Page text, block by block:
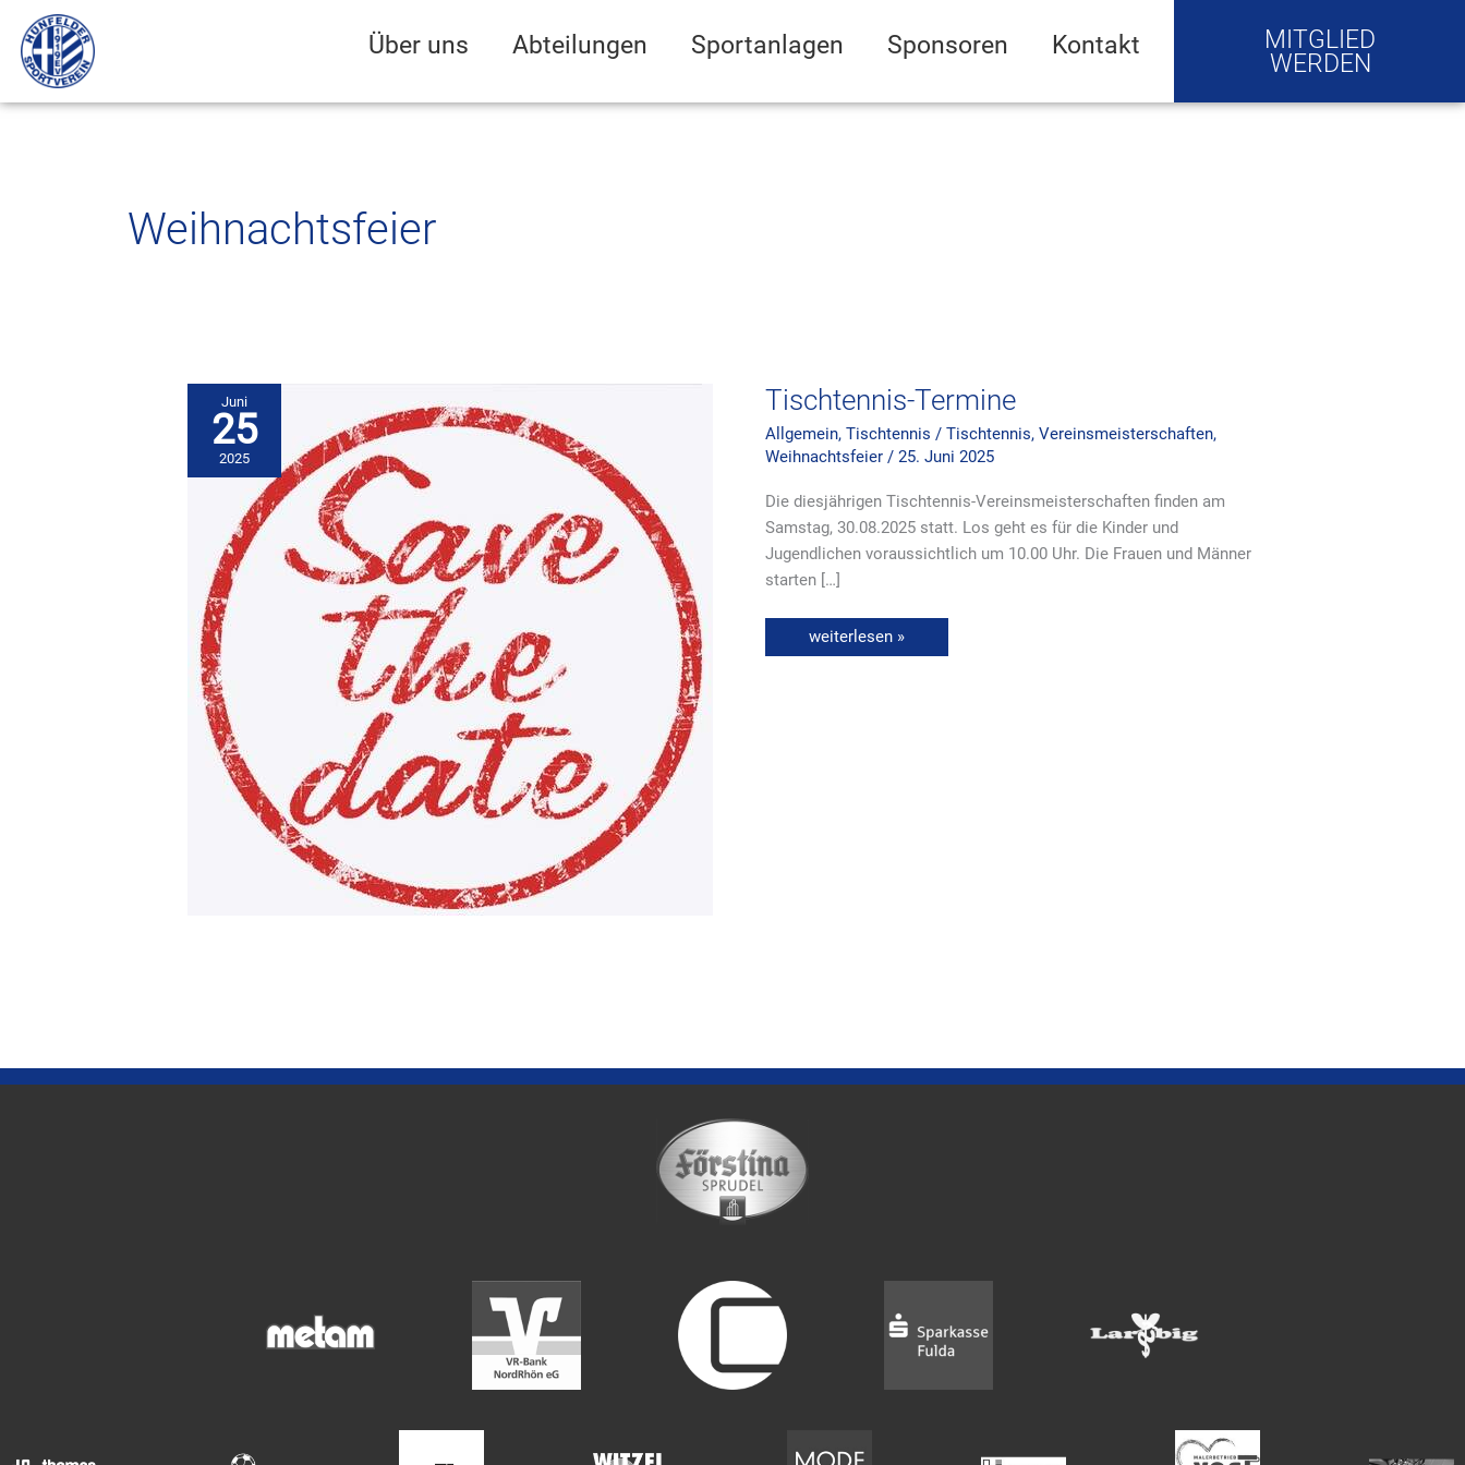
Inhalt
springen
Über uns Abteilungen Sportanlagen Sponsoren Kontakt
MITGLIED
WERDEN
Weihnachtsfeier
Juni
25
2025
Tischtennis-Termine
Allgemein, Tischtennis / Tischtennis, Vereinsmeisterschaften,
Weihnachtsfeier / 25. Juni 2025
Die diesjährigen Tischtennis-Vereinsmeisterschaften finden am
Samstag, 30.08.2025 statt. Los geht es für die Kinder und
Jugendlichen voraussichtlich um 10.00 Uhr. Die Frauen und Männer
starten […]
weiterlesen »